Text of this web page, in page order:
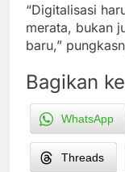
“Digitalisasi
merata, bukan
baru,”
Bagikan ke
WhatsApp
Threads